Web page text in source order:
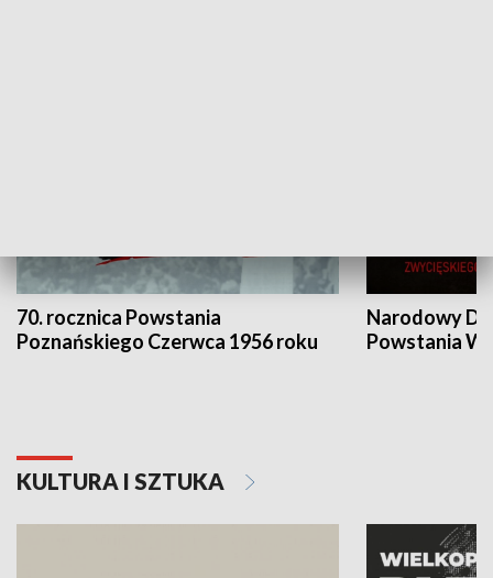
70. rocznica Powstania
Poznańskiego Czerwca 1956 roku
Narodowy
Powstania
KULTURA I SZTUKA